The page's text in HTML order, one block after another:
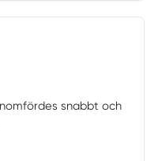
snabbt och